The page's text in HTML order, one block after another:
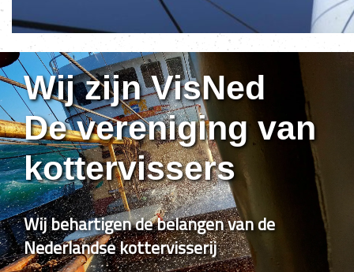
Wij zijn VisNed
De vereniging van
kottervissers
Wij behartigen de belangen van de
Nederlandse kottervisserij